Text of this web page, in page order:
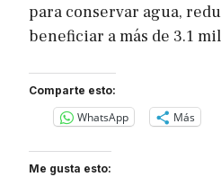
para conservar agua,
beneficiar a más de 3.1
Comparte esto:
WhatsApp Más
Me gusta esto: